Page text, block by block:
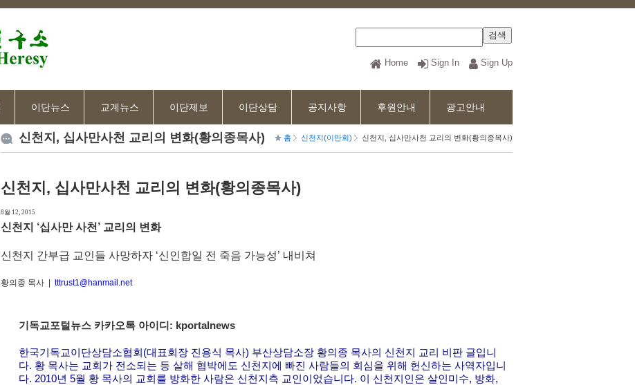
이단뉴스 교계뉴스 이단제보 이단상담 공지사항 후원안내 광고안내
Home Sign In Sign Up
신천지, 십사만사천 교리의 변화(황의종목사) 홈 신천지(이만희) 신천지, 십사만사천 교리의 변화(황의종목사)
신천지, 십사만사천 교리의 변화(황의종목사)
8월 12, 2015
신천지 ‘십사만 사천’ 교리의 변화
신천지 간부급 교인들 사망하자 ‘신인합일 전 죽음 가능성’ 내비쳐
황의종 목사 | tttrust1@hanmail.net
기독교포털뉴스 카카오톡 아이디: kportalnews
한국기독교이단상담소협회(대표회장 진용식 목사) 부산상담소장 황의종 목사의 신천지 교리 비판 글입니
다. 황 목사는 교회가 전소되는 등 살해 협박에도 신천지에 빠진 사람들의 회심을 위해 헌신하는 사역자입니
다. 2010년 5월 황 목사의 교회를 방화한 사람은 신천지측 교인이었습니다. 이 신천지인은 살인미수, 방화,